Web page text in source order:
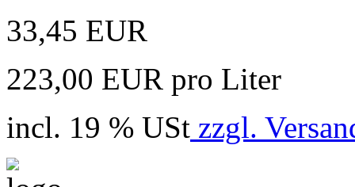
33,45 EUR
223,00 EUR pro Liter
incl. 19 % USt zzgl.